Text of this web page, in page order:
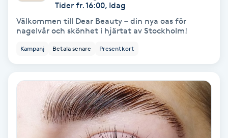
Yoga
Yoga Nidra
Yogamassage
Zonterapi
Tider fr. 16:00, Idag
Välkommen till Dear Beauty – din nya oas för
nagelvår och skönhet i hjärtat av Stockholm!
Kampanj Betala senare Presentkort